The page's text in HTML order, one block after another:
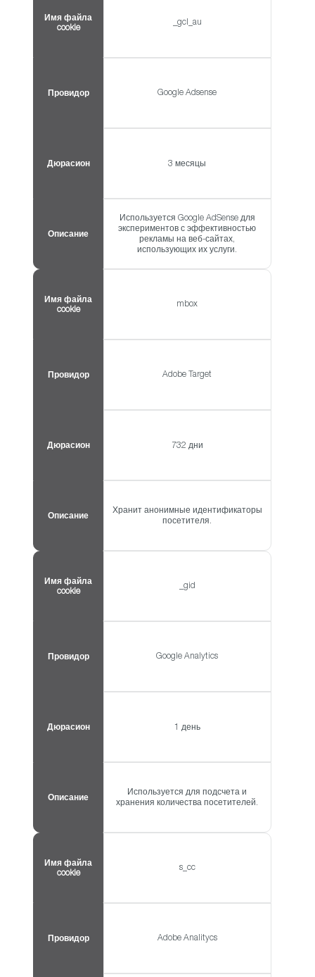
Имя файла
cookie
Провидор
Дюрасион
Описание
_gcl_au
Google Adsense
3 месяцы
Используется Google AdSense для
экспериментов с эффективностью
рекламы на веб-сайтах,
использующих их услуги.
Имя файла
cookie
Провидор
Дюрасион
Описание
mbox
Adobe Target
732 дни
Хранит анонимные идентификаторы
посетителя.
Имя файла
cookie
Провидор
Дюрасион
Описание
_gid
Google Analytics
1 день
Используется для подсчета и
хранения количества посетителей.
Имя файла
cookie
Провидор
s_cc
Adobe Analitycs